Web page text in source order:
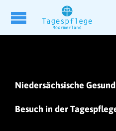
Niedersächsische
Besuch in der